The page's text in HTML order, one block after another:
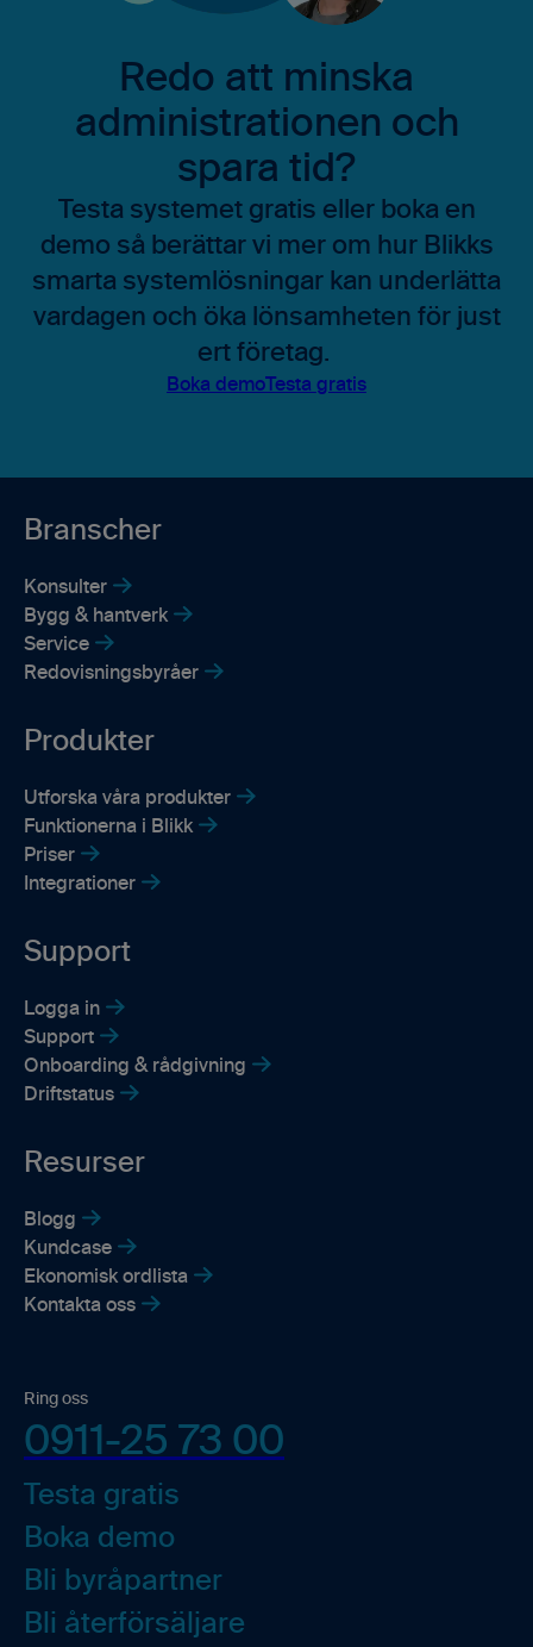
Redo att minska
administrationen och
spara tid?
Testa systemet gratis eller boka en
demo så berättar vi mer om hur Blikks
smarta systemlösningar kan underlätta
vardagen och öka lönsamheten för just
ert företag.
Boka demo Testa gratis
Branscher
Konsulter
Bygg & hantverk
Service
Redovisningsbyråer
Produkter
Utforska våra produkter
Funktionerna i Blikk
Priser
Integrationer
Support
Logga in
Support
Onboarding & rådgivning
Driftstatus
Resurser
Blogg
Kundcase
Ekonomisk ordlista
Kontakta oss
Ring oss
0911-25 73 00
Testa gratis
Boka demo
Bli byråpartner
Bli återförsäljare